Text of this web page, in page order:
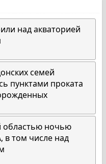
над акваторией
семей
пунктами проката
областью ночью
в том числе над